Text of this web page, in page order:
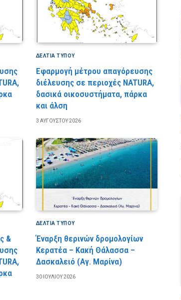
ΔΕΛΤΙΑ ΤΥΠΟΥ
Εφαρμογή μέτρου απαγόρευσης
διέλευσης σε περιοχές NATURA,
δασικά οικοσυστήματα, πάρκα
και άλση
3 ΑΥΓΟΎΣΤΟΥ 2026
&
ΔΕΛΤΙΑ ΤΥΠΟΥ
Έναρξη θερινών δρομολογίων
Κερατέα – Κακή Θάλασσα –
Δασκαλειό (Αγ. Μαρίνα)
30 ΙΟΥΛΊΟΥ 2026